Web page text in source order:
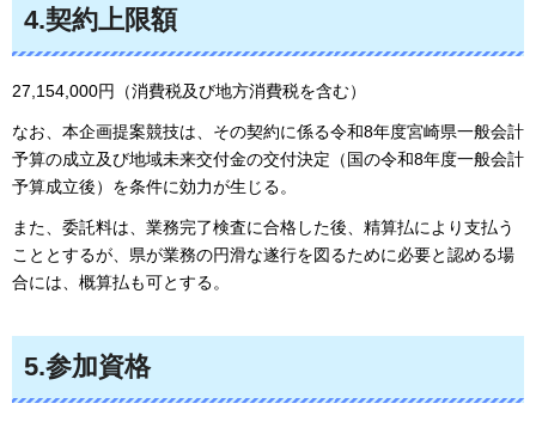
4.契約上限額
27,154,000円（消費税及び地方消費税を含む）
なお、本企画提案競技は、その契約に係る令和8年度宮崎県一般会計
予算の成立及び地域未来交付金の交付決定（国の令和8年度一般会計
予算成立後）を条件に効力が生じる。
また、委託料は、業務完了検査に合格した後、精算払により支払う
こととするが、県が業務の円滑な遂行を図るために必要と認める場
合には、概算払も可とする。
5.参加資格